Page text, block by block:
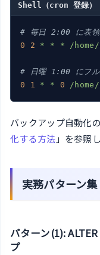
Shell（cron 登録）
# 毎日 2:00 に表領
0
2 * * * /
# 日曜 1:00 にフルバ
0
1 * * 0 /
バックアップ自動化
化する方法 」を参照
実務パターン集
パターン(1):
プ